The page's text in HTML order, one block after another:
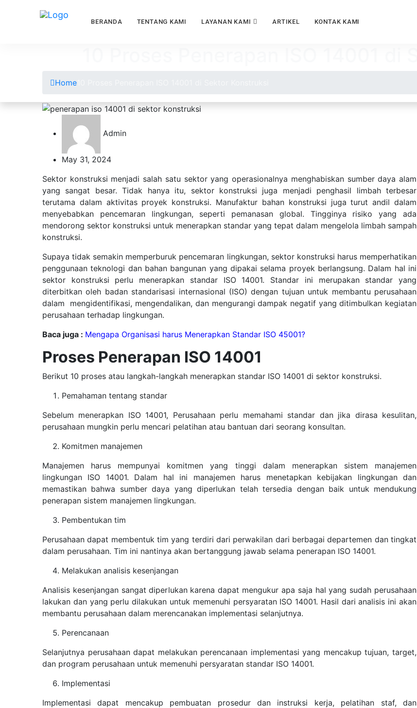
BERANDA TENTANG KAMI LAYANAN KAMI ARTIKEL KONTAK KAMI
Home
Admin
May 31, 2024
Sektor konstruksi menjadi salah satu sektor yang operasionalnya menghabiskan sumber daya alam
yang sangat besar. Tidak hanya itu, sektor konstruksi juga menjadi penghasil limbah terbesar
terutama dalam aktivitas proyek konstruksi. Manufaktur bahan konstruksi juga turut andil dalam
menyebabkan pencemaran lingkungan, seperti pemanasan global. Tingginya risiko yang ada
mendorong sektor konstruksi untuk menerapkan standar yang tepat dalam mengelola limbah sampah
konstruksi.
Supaya tidak semakin memperburuk pencemaran lingkungan, sektor konstruksi harus memperhatikan
penggunaan teknologi dan bahan bangunan yang dipakai selama proyek berlangsung. Dalam hal ini
sektor konstruksi perlu menerapkan standar ISO 14001. Standar ini merupakan standar yang
diterbitkan oleh badan standarisasi internasional (ISO) dengan tujuan untuk membantu perusahaan
dalam mengidentifikasi, mengendalikan, dan mengurangi dampak negatif yang ditimbulkan kegiatan
perusahaan terhadap lingkungan.
Baca juga : Mengapa Organisasi harus Menerapkan Standar ISO 45001?
Proses Penerapan ISO 14001
Berikut 10 proses atau langkah-langkah menerapkan standar ISO 14001 di sektor konstruksi.
Pemahaman tentang standar
Sebelum menerapkan ISO 14001, Perusahaan perlu memahami standar dan jika dirasa kesulitan,
perusahaan mungkin perlu mencari pelatihan atau bantuan dari seorang konsultan.
Komitmen manajemen
Manajemen harus mempunyai komitmen yang tinggi dalam menerapkan sistem manajemen
lingkungan ISO 14001. Dalam hal ini manajemen harus menetapkan kebijakan lingkungan dan
memastikan bahwa sumber daya yang diperlukan telah tersedia dengan baik untuk mendukung
penerapan sistem manajemen lingkungan.
Pembentukan tim
Perusahaan dapat membentuk tim yang terdiri dari perwakilan dari berbagai departemen dan tingkat
dalam perusahaan. Tim ini nantinya akan bertanggung jawab selama penerapan ISO 14001.
Melakukan analisis kesenjangan
Analisis kesenjangan sangat diperlukan karena dapat mengukur apa saja hal yang sudah perusahaan
lakukan dan yang perlu dilakukan untuk memenuhi persyaratan ISO 14001. Hasil dari analisis ini akan
membantu perusahaan dalam merencanakan implementasi selanjutnya.
Perencanaan
Selanjutnya perusahaan dapat melakukan perencanaan implementasi yang mencakup tujuan, target,
dan program perusahaan untuk memenuhi persyaratan standar ISO 14001.
Implementasi
Implementasi dapat mencakup pembuatan prosedur dan instruksi kerja, pelatihan staf, dan